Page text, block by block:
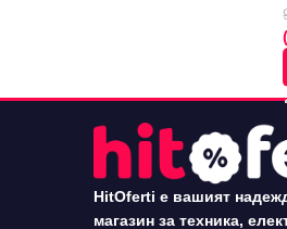
HitOferti е вашият
магазин за техника,